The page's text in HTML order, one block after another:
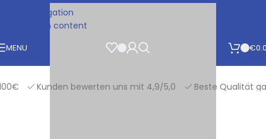
Skip to navigation
Skip to main content
MENU €
Kunden bewerten uns mit 4,9/5,0 Beste Qualität